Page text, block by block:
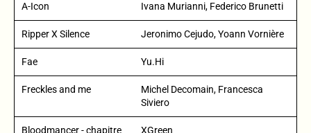
A-Icon Ivana Murianni, Federico Brunetti
Ripper X Silence Jeronimo Cejudo, Yoann Vornière
Fae Yu.Hi
Freckles and me
Michel Decomain, Francesca
Siviero
Bloodmancer - chapitre
XGreen